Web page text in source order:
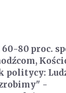
80 proc.
politycy:
-